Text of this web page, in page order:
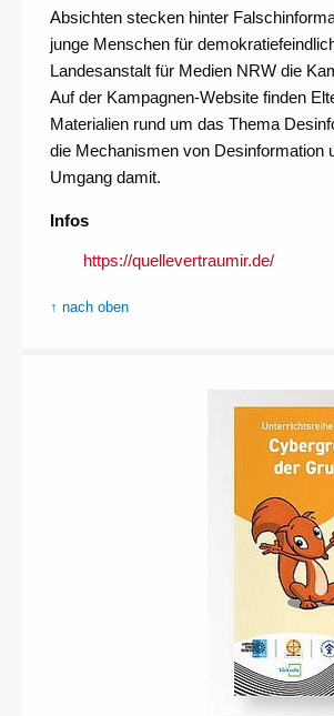
Absichten stecken hinter
junge Menschen für
Landesanstalt für Medien NRW die
Auf der Kampagnen-Website finden
Materialien rund um das Thema
die Mechanismen von Desinformation
Umgang damit.
Infos
https://quellevertraumir.de/
↑ nach oben